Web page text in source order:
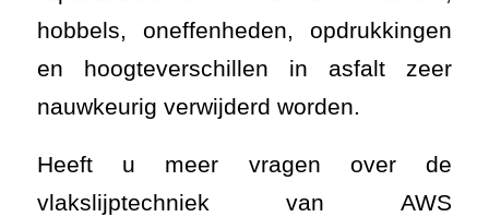
hobbels, oneffenheden, opdrukkingen
en hoogteverschillen in asfalt zeer
nauwkeurig verwijderd worden.
Heeft u meer vragen over de
vlakslijptechniek van AWS